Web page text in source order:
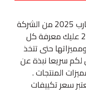
سوف نعرض عليكم اسعار تكييف شارب 2025 من الشركة
قبل معرفة اسعار تكييف شارب 2026 عليك معرفة كل
حتى تتخذ
سريعا نبذة عن
المنتجات .
وعروض تكييف شارب 2025 يعتبر سعر تكييفات